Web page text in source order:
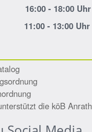
- 18:00 Uhr
- 13:00 Uhr
die köB Anrath